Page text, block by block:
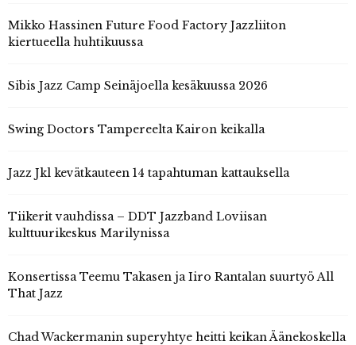
Mikko Hassinen Future Food Factory Jazzliiton
kiertueella huhtikuussa
Sibis Jazz Camp Seinäjoella kesäkuussa 2026
Swing Doctors Tampereelta Kairon keikalla
Jazz Jkl kevätkauteen 14 tapahtuman kattauksella
Tiikerit vauhdissa – DDT Jazzband Loviisan
kulttuurikeskus Marilynissa
Konsertissa Teemu Takasen ja Iiro Rantalan suurtyö All
That Jazz
Chad Wackermanin superyhtye heitti keikan Äänekoskella